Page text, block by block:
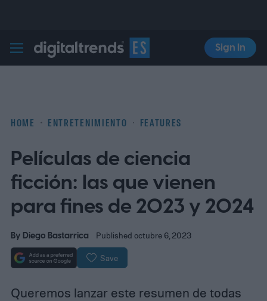
Digital Trends Español
Sign In
HOME ENTRETENIMIENTO FEATURES
Películas de ciencia
ficción: las que vienen
para fines de 2023 y 2024
By Diego Bastarrica Published octubre 6, 2023
Save
Queremos lanzar este resumen de todas